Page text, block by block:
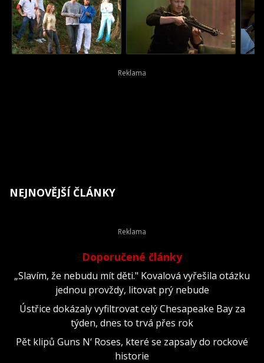
NEJNOVĚJŠÍ ČLÁNKY
Doporučené články
„Slavím, že nebudu mít děti." Kovalová vyřešila otázku
jednou provždy, litovat prý nebude
Ústřice dokázaly vyfiltrovat celý Chesapeake Bay za
týden, dnes to trvá přes rok
Pět klipů Guns N‘ Roses, které se zapsaly do rockové
historie